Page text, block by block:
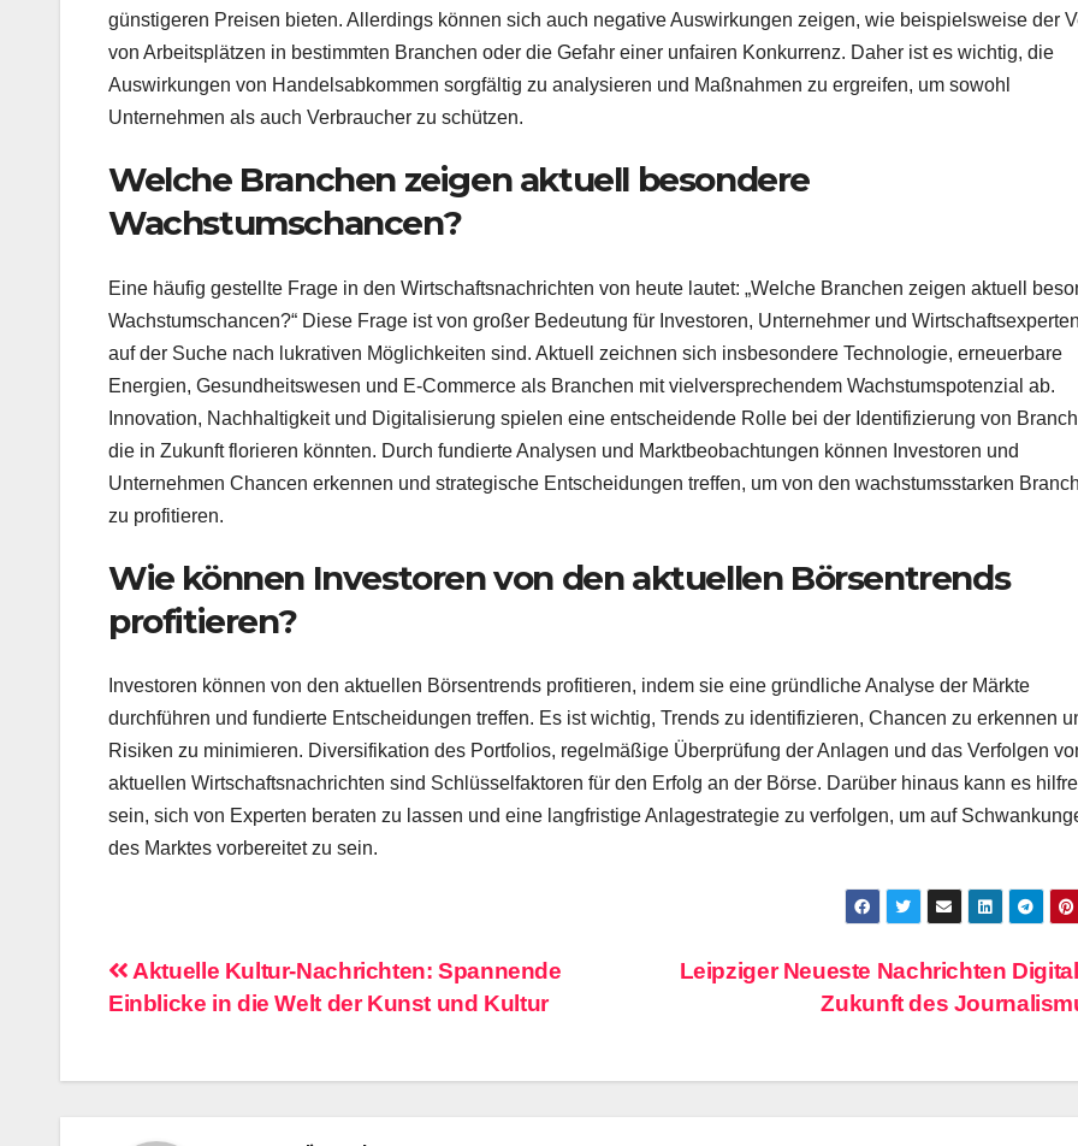
günstigeren Preisen bieten. Allerdings können sich auch negative Auswirkungen zeigen, wie beispielsweise der
von Arbeitsplätzen in bestimmten Branchen oder die Gefahr einer unfairen Konkurrenz. Daher ist es wichtig, die
Auswirkungen von Handelsabkommen sorgfältig zu analysieren und Maßnahmen zu ergreifen, um sowohl
Unternehmen als auch Verbraucher zu schützen.
Welche Branchen zeigen aktuell besondere
Wachstumschancen?
Eine häufig gestellte Frage in den Wirtschaftsnachrichten von heute lautet: „Welche Branchen zeigen aktuell
Wachstumschancen?“ Diese Frage ist von großer Bedeutung für Investoren, Unternehmer und
auf der Suche nach lukrativen Möglichkeiten sind. Aktuell zeichnen sich insbesondere Technologie, erneuerbare
Energien, Gesundheitswesen und E-Commerce als Branchen mit vielversprechendem Wachstumspotenzial ab.
Innovation, Nachhaltigkeit und Digitalisierung spielen eine entscheidende Rolle bei der Identifizierung von
die in Zukunft florieren könnten. Durch fundierte Analysen und Marktbeobachtungen können Investoren und
Unternehmen Chancen erkennen und strategische Entscheidungen treffen, um von den wachstumsstarken
zu profitieren.
Wie können Investoren von den aktuellen Börsentrends
profitieren?
Investoren können von den aktuellen Börsentrends profitieren, indem sie eine gründliche Analyse der Märkte
durchführen und fundierte Entscheidungen treffen. Es ist wichtig, Trends zu identifizieren, Chancen zu erkennen
Risiken zu minimieren. Diversifikation des Portfolios, regelmäßige Überprüfung der Anlagen und das Verfolgen
aktuellen Wirtschaftsnachrichten sind Schlüsselfaktoren für den Erfolg an der Börse. Darüber hinaus kann es
sein, sich von Experten beraten zu lassen und eine langfristige Anlagestrategie zu verfolgen, um auf
des Marktes vorbereitet zu sein.
Beitragsnavigation
Leipziger Neueste Nachrichten
Zukunft des
Aktuelle Kultur-Nachrichten: Spannende
Einblicke in die Welt der Kunst und Kultur